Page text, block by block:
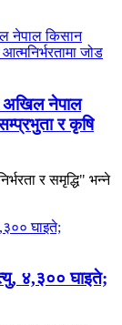
अखिल नेपाल
र कृषि
र समृद्धि" भन्ने
४,३०० घाइते;